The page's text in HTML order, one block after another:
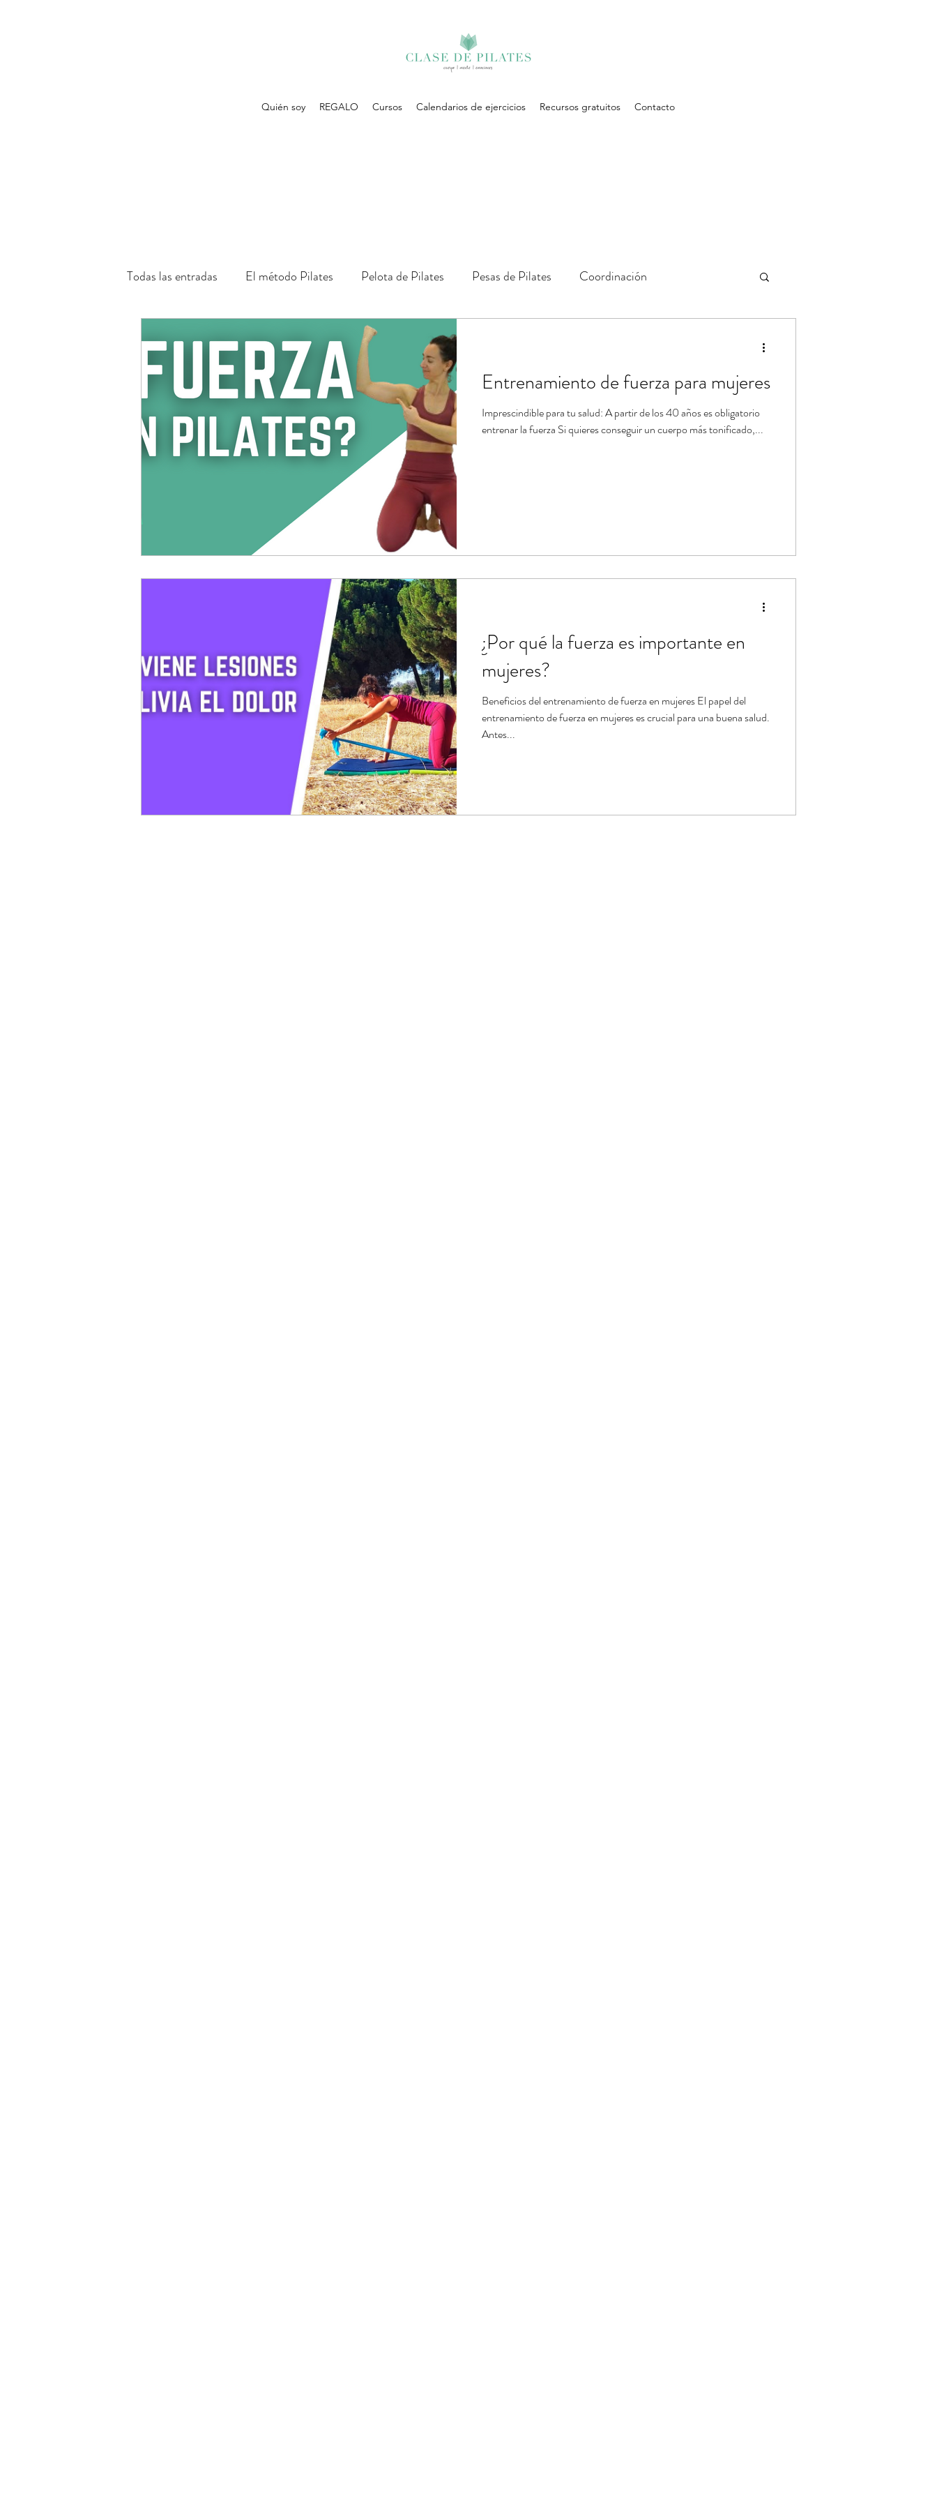
Quién soy REGALO Cursos Calendarios de ejercicios Recursos gratuitos Contacto
Todas las entradas El método Pilates Pelota de Pilates Pesas de Pilates Coordinación
Calendario de ejercicios Estiramientos de Pilates
Consejos para una vida saludable Tablas de ejercicios en pdf Entrenamiento de fuerza para mujeres
Imprescindible para tu salud: A partir de los 40 años es obligatorio
entrenar la fuerza Si quieres conseguir un cuerpo más tonificado,...
¿Por qué la fuerza es importante en
mujeres?
Beneficios del entrenamiento de fuerza en mujeres El papel del
entrenamiento de fuerza en mujeres es crucial para una buena salud.
Antes...